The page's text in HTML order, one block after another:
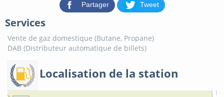
Partager Tweet
Services
Vente de gaz domestique (Butane, Propane)
DAB (Distributeur automatique de billets)
Localisation de la station